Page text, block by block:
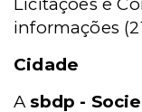
informações
Cidade
A sbdp -